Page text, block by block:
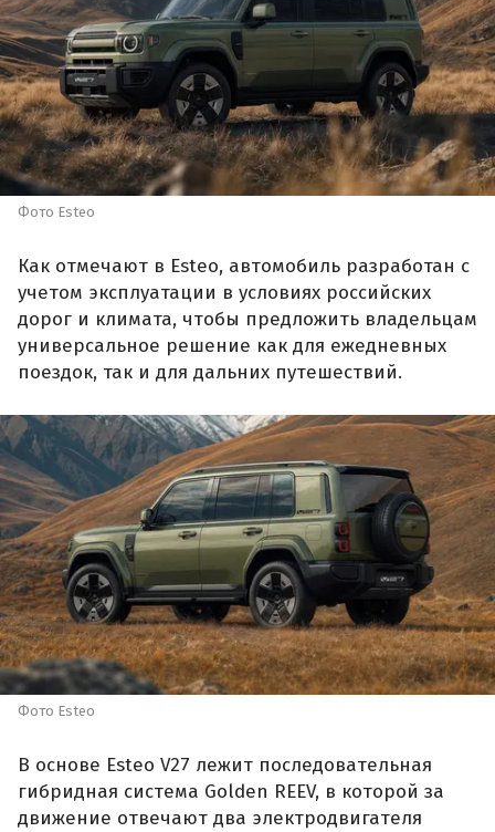
Фото Esteo
Как отмечают в Esteo, автомобиль разработан с
учетом эксплуатации в условиях российских
дорог и климата, чтобы предложить владельцам
универсальное решение как для ежедневных
поездок, так и для дальних путешествий.
Фото Esteo
В основе Esteo V27 лежит последовательная
гибридная система Golden REEV, в которой за
движение отвечают два электродвигателя